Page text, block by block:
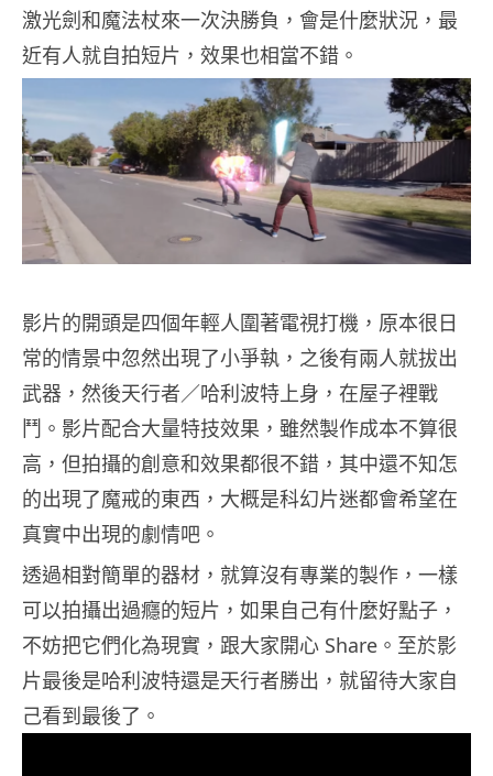
激光劍和魔法杖來一次決勝負，會是什麼狀況，最
近有人就自拍短片，效果也相當不錯。
影片的開頭是四個年輕人圍著電視打機，原本很日
常的情景中忽然出現了小爭執，之後有兩人就拔出
武器，然後天行者／哈利波特上身，在屋子裡戰
鬥。影片配合大量特技效果，雖然製作成本不算很
高，但拍攝的創意和效果都很不錯，其中還不知怎
的出現了魔戒的東西，大概是科幻片迷都會希望在
真實中出現的劇情吧。
透過相對簡單的器材，就算沒有專業的製作，一樣
可以拍攝出過癮的短片，如果自己有什麼好點子，
不妨把它們化為現實，跟大家開心 Share。至於影
片最後是哈利波特還是天行者勝出，就留待大家自
己看到最後了。